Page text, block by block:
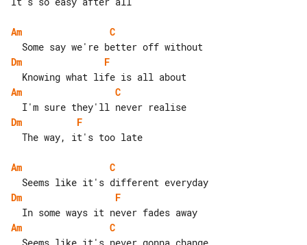
Am
C
Dm
F
Am
C
Dm
F
Am
C
Dm
F
Am
C